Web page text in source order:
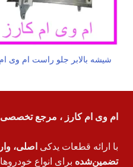
شیشه بالابر جلو راست ام وی ام 530
ام وی ام کارز ، مرجع تخصصی
با ارائه قطعات یدکی اصلی،
تضمین‌شده برای انواع